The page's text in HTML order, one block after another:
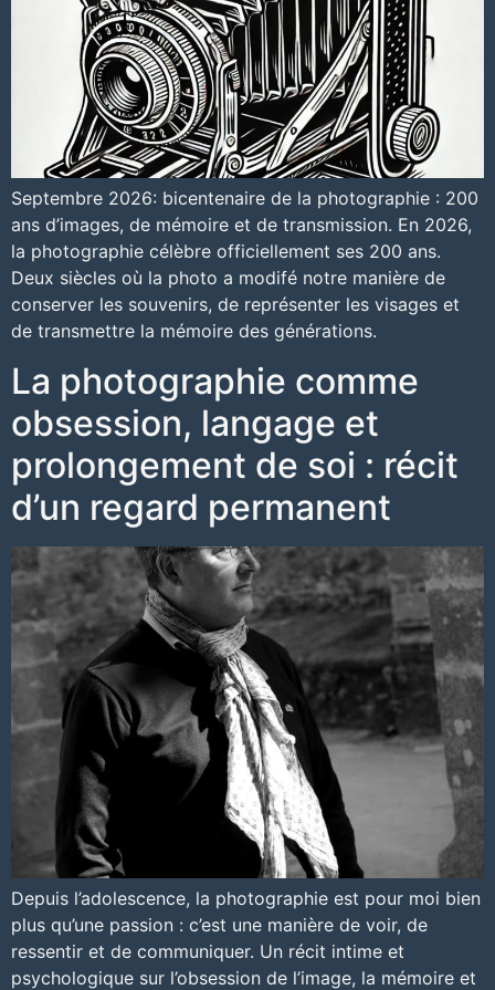
Septembre 2026: bicentenaire de la photographie : 200
ans d’images, de mémoire et de transmission. En 2026,
la photographie célèbre officiellement ses 200 ans.
Deux siècles où la photo a modifé notre manière de
conserver les souvenirs, de représenter les visages et
de transmettre la mémoire des générations.
La photographie comme
obsession, langage et
prolongement de soi : récit
d’un regard permanent
Depuis l’adolescence, la photographie est pour moi bien
plus qu’une passion : c’est une manière de voir, de
ressentir et de communiquer. Un récit intime et
psychologique sur l’obsession de l’image, la mémoire et